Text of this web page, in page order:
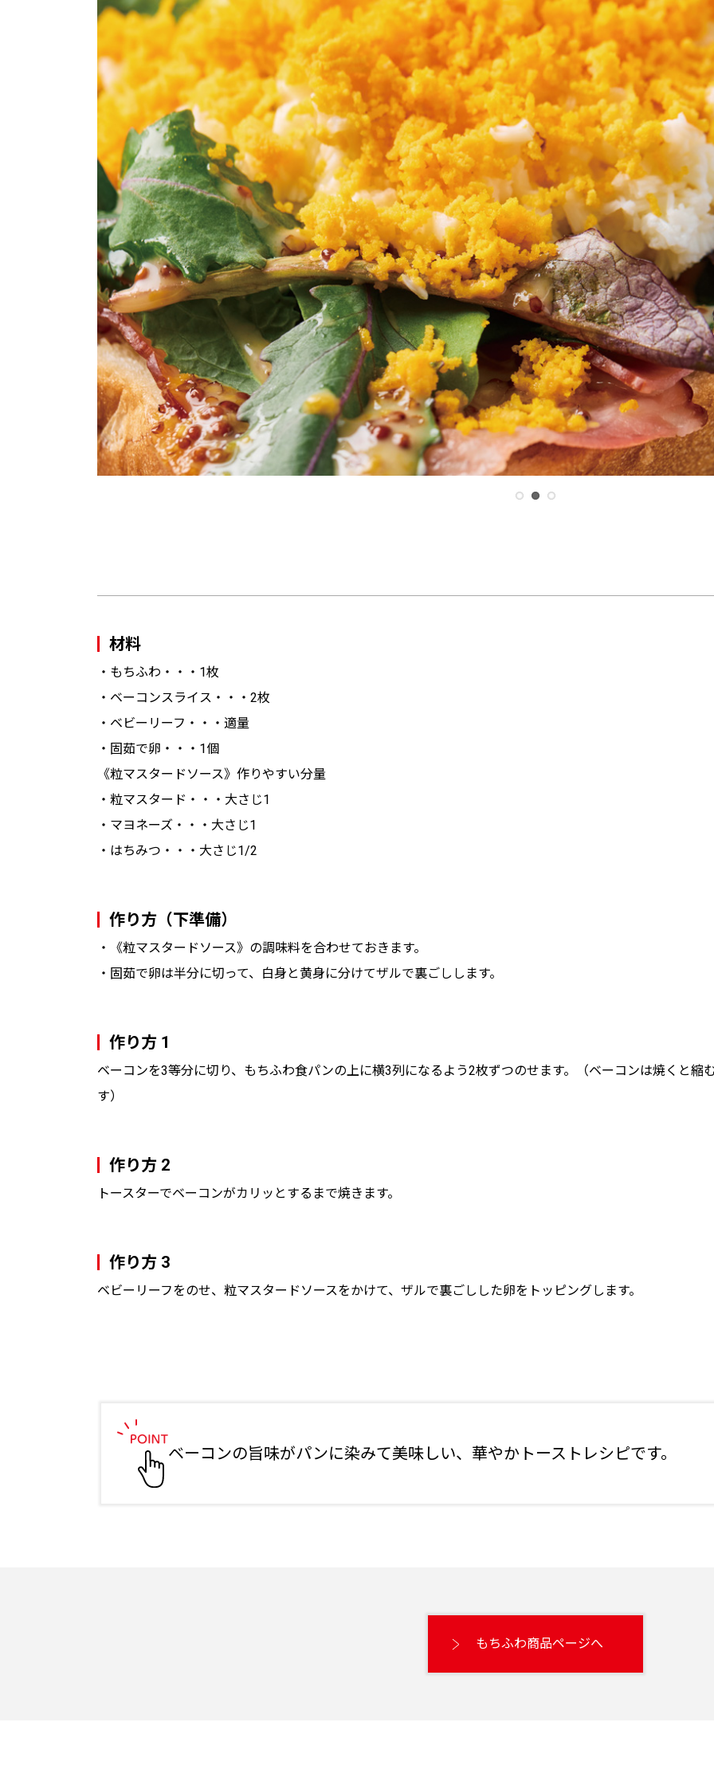
材料
・もちふわ・・・1枚
・ベーコンスライス・・・2枚
・ベビーリーフ・・・適量
・固茹で卵・・・1個
《粒マスタードソース》作りやすい分量
・粒マスタード・・・大さじ1
・マヨネーズ・・・大さじ1
・はちみつ・・・大さじ1/2
作り方（下準備）
・《粒マスタードソース》の調味料を合わせておきます。
・固茹で卵は半分に切って、白身と黄身に分けてザルで裏ごしします。
作り方 1
ベーコンを3等分に切り、もちふわ食パンの上に横3列になるよう2枚ずつのせます。（ベーコンは焼くと縮
す）
作り方 2
トースターでベーコンがカリッとするまで焼きます。
作り方 3
ベビーリーフをのせ、粒マスタードソースをかけて、ザルで裏ごしした卵をトッピングします。
ベーコンの旨味がパンに染みて美味しい、華やかトーストレシピです。
もちふわ商品ページへ